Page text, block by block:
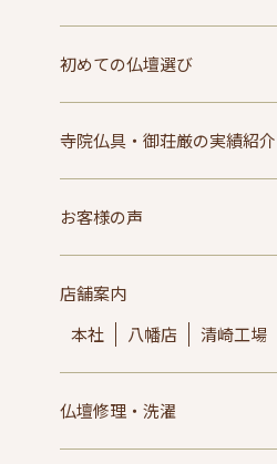
初めての仏壇選び
寺院仏具・御荘厳の実績紹介
お客様の声
店舗案内
本社
八幡店 清崎工場
仏壇修理・洗濯